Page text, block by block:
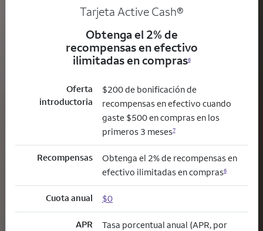
Tarjeta Active Cash®
Obtenga el 2% de
recompensas en efectivo
ilimitadas en compras6
Oferta
introductoria
$200 de bonificación de
recompensas en efectivo cuando
gaste $500 en compras en los
primeros 3 meses7
Recompensas
Obtenga el 2% de recompensas en
efectivo ilimitadas en compras6
Cuota anual $0
APR
Tasa porcentual anual (APR, por